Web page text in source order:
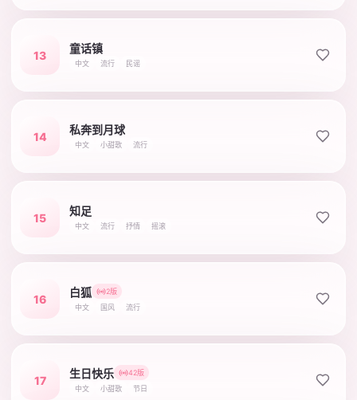
13
童话镇
中文 流行 民谣
14
私奔到月球
中文 小甜歌 流行
15
知足
中文 流行 抒情 摇滚
16
白狐
2版
中文
国风 流行
17
生日快乐
42版
中文
小甜歌 节日